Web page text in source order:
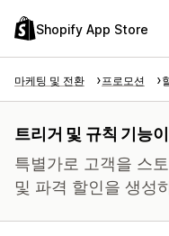
Shopify App Store
마케팅 및 전환 프로모션
트리거 및 규칙 기능
특별가로 고객을 스
및 파격 할인을 생성